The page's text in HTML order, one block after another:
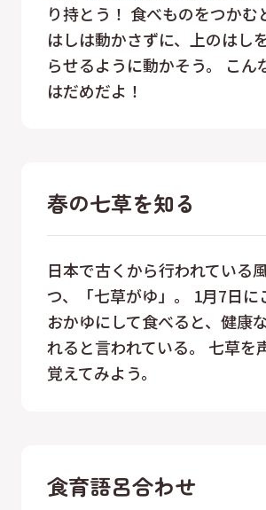
り持とう！ 食べものをつかむ
はしは動かさずに、上のはし
らせるように動かそう。 こん
はだめだよ！
春の七草を知る
日本で古くから行われている
つ、「七草がゆ」。 1月7日に
おかゆにして食べると、健康
れると言われている。 七草を
覚えてみよう。
食育語呂合わせ